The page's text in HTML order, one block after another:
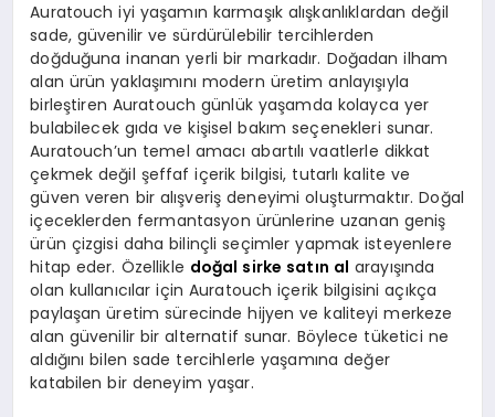
Auratouch iyi yaşamın karmaşık alışkanlıklardan değil
sade, güvenilir ve sürdürülebilir tercihlerden
doğduğuna inanan yerli bir markadır. Doğadan ilham
alan ürün yaklaşımını modern üretim anlayışıyla
birleştiren Auratouch günlük yaşamda kolayca yer
bulabilecek gıda ve kişisel bakım seçenekleri sunar.
Auratouch’un temel amacı abartılı vaatlerle dikkat
çekmek değil şeffaf içerik bilgisi, tutarlı kalite ve
güven veren bir alışveriş deneyimi oluşturmaktır. Doğal
içeceklerden fermantasyon ürünlerine uzanan geniş
ürün çizgisi daha bilinçli seçimler yapmak isteyenlere
hitap eder. Özellikle doğal sirke satın al arayışında
olan kullanıcılar için Auratouch içerik bilgisini açıkça
paylaşan üretim sürecinde hijyen ve kaliteyi merkeze
alan güvenilir bir alternatif sunar. Böylece tüketici ne
aldığını bilen sade tercihlerle yaşamına değer
katabilen bir deneyim yaşar.